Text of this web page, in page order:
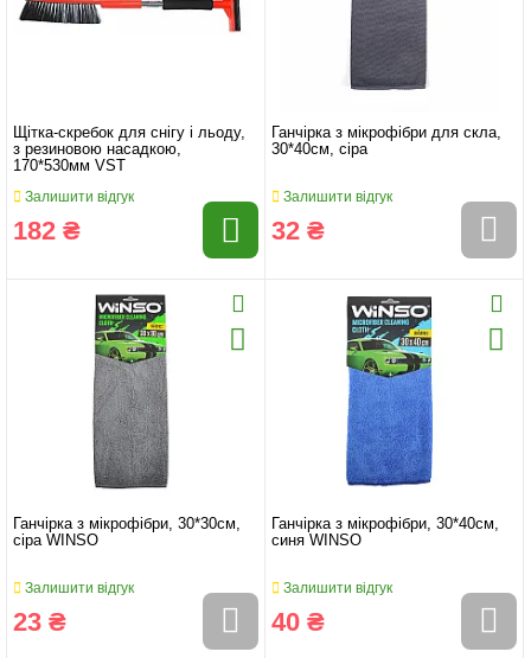
Щітка-скребок для снігу і льоду,
з резиновою насадкою,
170*530мм VST
Залишити відгук
182 ₴
Ганчірка з мікрофібри для скла,
30*40см, сіра
Залишити відгук
32 ₴
Ганчірка з мікрофібри, 30*30см,
сіра WINSO
Залишити відгук
23 ₴
Ганчірка з мікрофібри, 30*40см,
синя WINSO
Залишити відгук
40 ₴